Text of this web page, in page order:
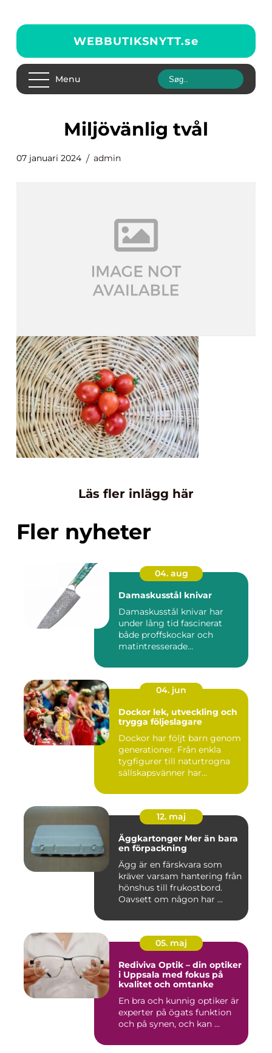
WEBBUTIKSNYTT.se
Menu
miljövänlig tvål
07 januari 2024 admin
Läs fler inlägg här
Fler nyheter
04. aug
Damaskusstål knivar
Damaskusstål knivar har
under lång tid fascinerat
både proffskockar och
matintresserade
04. jun
Dockor lek, utveckling och
trygga följeslagare
Dockor har följt barn genom
generationer. Från enkla
tygfigurer till naturtrogna
sällskapsvänner har...
12. maj
Äggkartonger Mer än bara
en förpackning
Ägg är en färskvara som
kräver varsam hantering från
hönshus till frukostbord.
Oavsett om någon har ...
05. maj
Rediviva Optik – din optiker
i Uppsala med fokus på
kvalitet och omtanke
En bra och kunnig optiker är
experter på ögats funktion
och på synen, och kan ...